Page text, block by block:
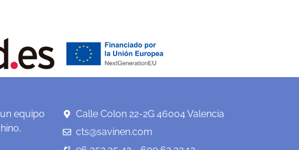
equipo
Calle Colon 22-2G 46004 Valencia
cts@savinen.com